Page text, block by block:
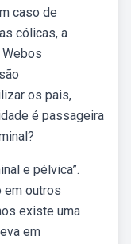
caso de
cólicas, a
os pais,
é passageira
e pélvica”.
em outros
existe uma
em